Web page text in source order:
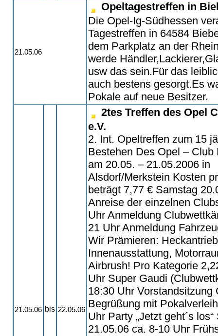
21.05.06
Opeltagestreffen in
Die Opel-Ig-Südhessen
Tagestreffen in 64584
dem Parkplatz an der
werde
usw das sein.Für das
auch bestens gesorgt.Es
Pokale auf neue Besitzer.
21.05.06 bis 22.05.06
2tes Treffen des Opel
e.V.
2. Int. Opeltreffen zum 15
Bestehen Des Opel – Club
am 20.05. – 21.05.2006 in
Alsdorf/Merkstein Kosten
beträgt 7,77 € Samstag
Anreise der einzelnen
Uhr Anmeldung
21 Uhr Anmeldung
Wir Prämieren:
Innenausstattung,
Airbrush! Pro Kategorie
Uhr Super Gaudi
18:30 Uhr Vorstandsitzung
Begrüßung mit
Uhr Party „Jetzt geht´s
21.05.06 ca. 8-10 Uhr